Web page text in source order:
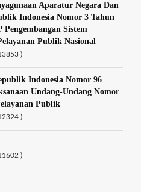
Aparatur Negara Dan
Indonesia Nomor 3 Tahun
Sistem
Publik Nasional
)
Indonesia Nomor 96
Undang-Undang Nomor
Publik
)
)